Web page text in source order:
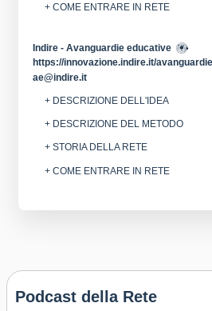
+ COME ENTRARE IN RETE
Indire - Avanguardie educative
https://innovazione.indire.it/
ae@indire.it
+ DESCRIZIONE DELL'IDEA
+ DESCRIZIONE DEL METODO
+ STORIA DELLA RETE
+ COME ENTRARE IN RETE
Podcast della Rete